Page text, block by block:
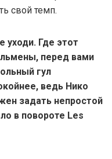
свой темп.
уходи. Где этот
перед вами
гул
ведь Нико
задать непростой
в повороте Les